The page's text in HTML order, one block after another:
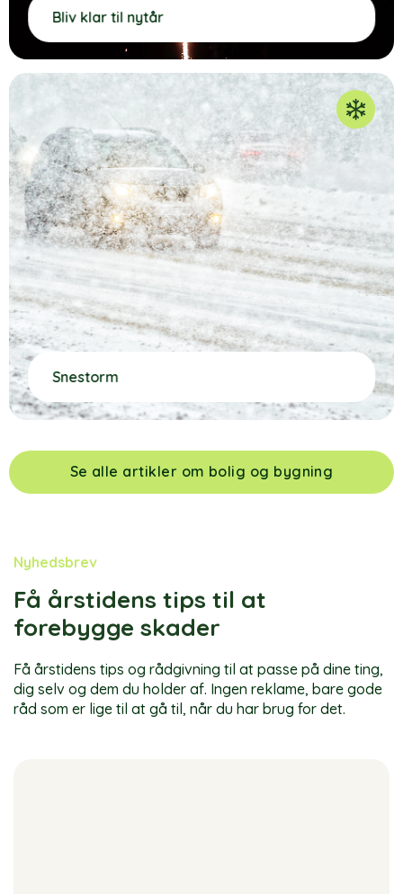
Bliv klar til nytår
Snestorm
Se alle artikler om bolig og bygning
Nyhedsbrev
Få årstidens tips til at
forebygge skader
Få årstidens tips og rådgivning til at passe på dine ting,
dig selv og dem du holder af. Ingen reklame, bare gode
råd som er lige til at gå til, når du har brug for det.